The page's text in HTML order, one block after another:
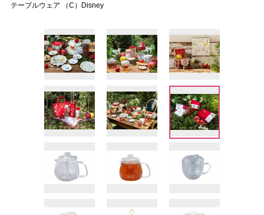
テーブルウェア （C）Disney